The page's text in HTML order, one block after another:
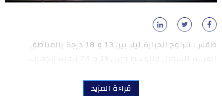
طقس: تتراوح الحرارة ليلا بين 13 و 18 درجة بالمناطق
قراءة المزيد